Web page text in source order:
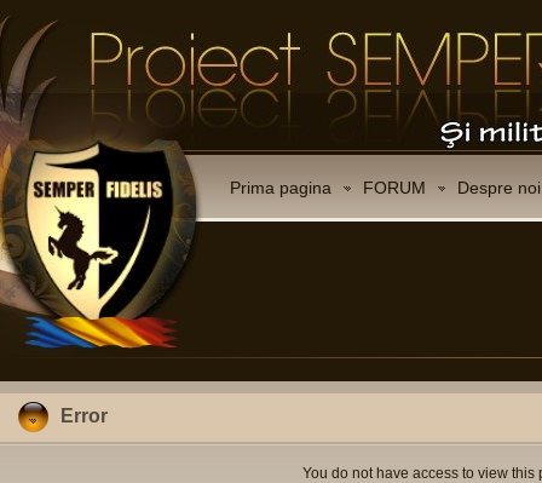
Prima pagina FORUM Despre noi
Error
You do not have access to view this